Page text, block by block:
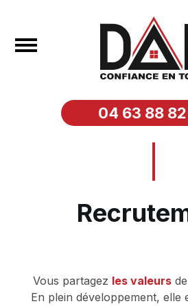
04 63 88
Vous partagez les valeursde
En plein développement, elle